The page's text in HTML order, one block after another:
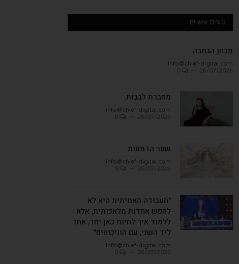
טורים אישיים
מבחן הגמבה
info@chief-digital.com
מחברת לבבות
info@chief-digital.com
שער הדמעות
info@chief-digital.com
"העבודה האמיתית היא לא
לחפש אחדות מלאכותית, אלא
ללמוד איך לחיות כאן יחד, אחד
ליד השני, עם הוויכוחים"
info@chief-digital.com